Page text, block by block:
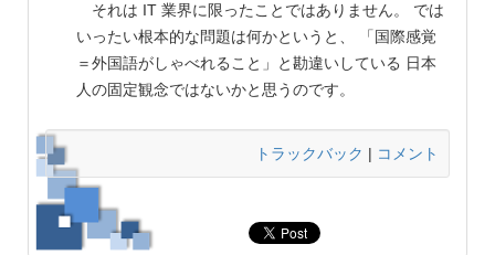
それは IT 業界に限ったことではありません。 では
いったい根本的な問題は何かというと、 「国際感覚
＝外国語がしゃべれること」と勘違いしている 日本
人の固定観念ではないかと思うのです。
トラックバック | コメント